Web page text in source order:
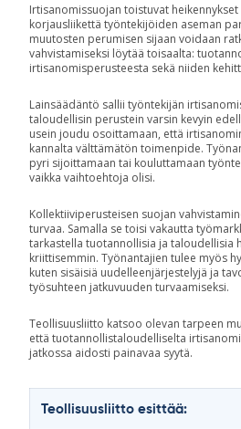
Irtisanomissuojan toistuvat
korjausliikettä työntekijöiden aseman
muutosten perumisen sijaan voidaan
vahvistamiseksi löytää toisaalta:
irtisanomisperusteesta sekä niiden
Lainsäädäntö sallii työntekijän
taloudellisin perustein varsin kevyin
usein joudu osoittamaan, että
kannalta välttämätön toimenpide.
pyri sijoittamaan tai kouluttamaan
vaikka vaihtoehtoja olisi.
Kollektiiviperusteisen suojan
turvaa. Samalla se toisi vakautta
tarkastella tuotannollisia ja taloudellisia
kriittisemmin. Työnantajien tulee myös
kuten sisäisiä uudelleenjärjestelyjä ja
työsuhteen jatkuvuuden turvaamiseksi.
Teollisuusliitto katsoo olevan tarpeen
että tuotannollistaloudelliselta
jatkossa aidosti painavaa syytä.
Teollisuusliitto esittää: